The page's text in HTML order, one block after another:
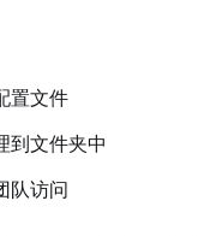
置文件
到文件夹中
队访问